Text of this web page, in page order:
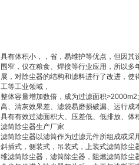
具有体积小，，省，易维护等优点，但因
围窄，仅在粮食、焊接等行业应用，所以
展，对除尘器的结构和滤料进行了改进，
工等工业领域，
整体容量增加数倍，成为过滤面积
高、清灰效果差、滤袋易磨损破漏、运行
具有有效过滤面积大、压差低、低排放、
滤筒除尘器生产厂家
滤筒除尘器以滤筒作为过滤元件所组成或
斜插式，侧装式，吊装式，上装式滤筒除
维滤筒除尘器，滤筒除尘器，阻燃滤筒除